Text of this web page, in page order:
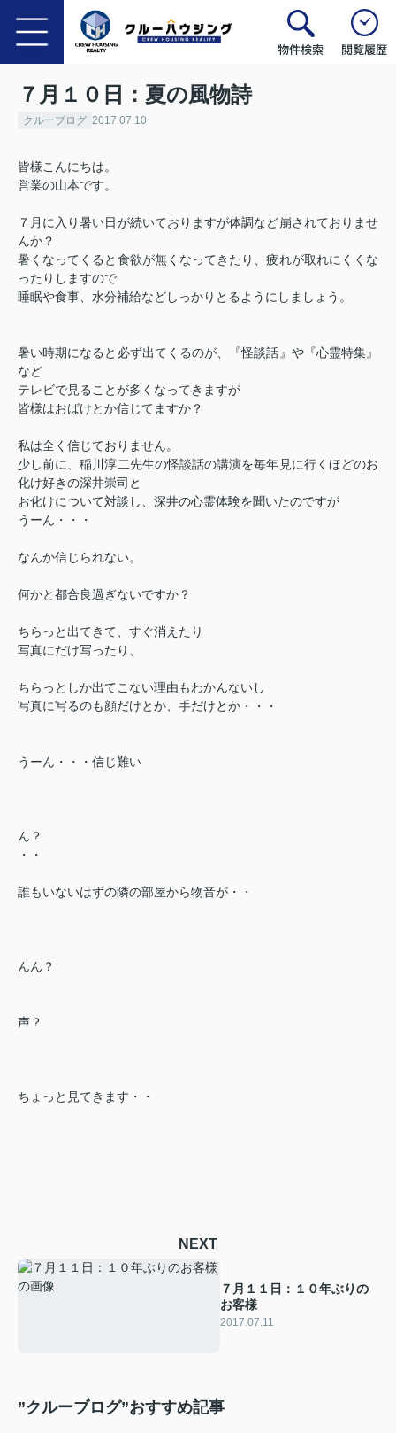
物件検索 閲覧履歴
７月１０日：夏の風物詩
クルーブログ 2017.07.10
皆様こんにちは。
営業の山本です。
７月に入り暑い日が続いておりますが体調など崩されておりませ
んか？
暑くなってくると食欲が無くなってきたり、疲れが取れにくくな
ったりしますので
睡眠や食事、水分補給などしっかりとるようにしましょう。
暑い時期になると必ず出てくるのが、『怪談話』や『心霊特集』
など
テレビで見ることが多くなってきますが
皆様はおばけとか信じてますか？
私は全く信じておりません。
少し前に、稲川淳二先生の怪談話の講演を毎年見に行くほどのお
化け好きの深井崇司と
お化けについて対談し、深井の心霊体験を聞いたのですが
うーん・・・
なんか信じられない。
何かと都合良過ぎないですか？
ちらっと出てきて、すぐ消えたり
写真にだけ写ったり、
ちらっとしか出てこない理由もわかんないし
写真に写るのも顔だけとか、手だけとか・・・
うーん・・・信じ難い
ん？
・・
誰もいないはずの隣の部屋から物音が・・
んん？
声？
ちょっと見てきます・・
NEXT
７月１１日：１０年ぶりの
お客様
2017.07.11
”クルーブログ”おすすめ記事